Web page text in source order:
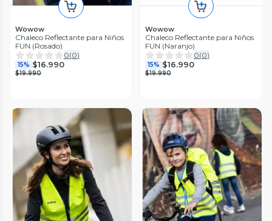
Wowow
Chaleco Reflectante para Niños
FUN (Rosado)
0(0)
15% $16.990
$19.990
Wowow
Chaleco Reflectante para Niños
FUN (Naranjo)
0(0)
15% $16.990
$19.990